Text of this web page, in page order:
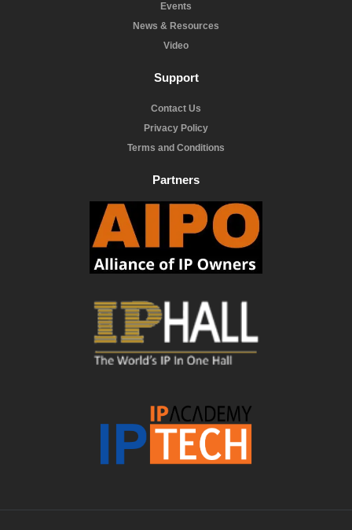
Events
News & Resources
Video
Support
Contact Us
Privacy Policy
Terms and Conditions
Partners